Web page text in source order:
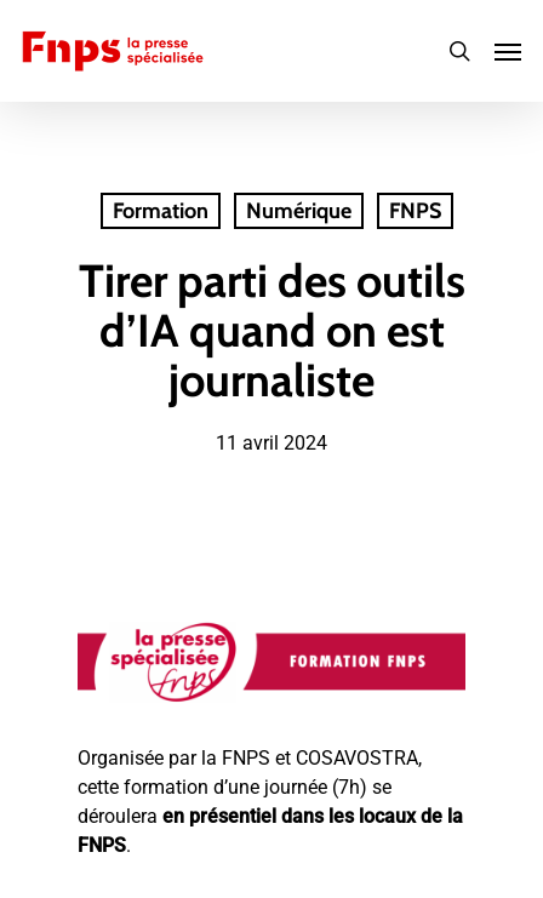
main
search
Formation Numérique FNPS
Tirer parti des outils
d’IA quand on est
journaliste
11 avril 2024
Organisée par la FNPS et COSAVOSTRA,
cette formation d’une journée (7h) se
déroulera en présentiel dans les locaux de la
FNPS.